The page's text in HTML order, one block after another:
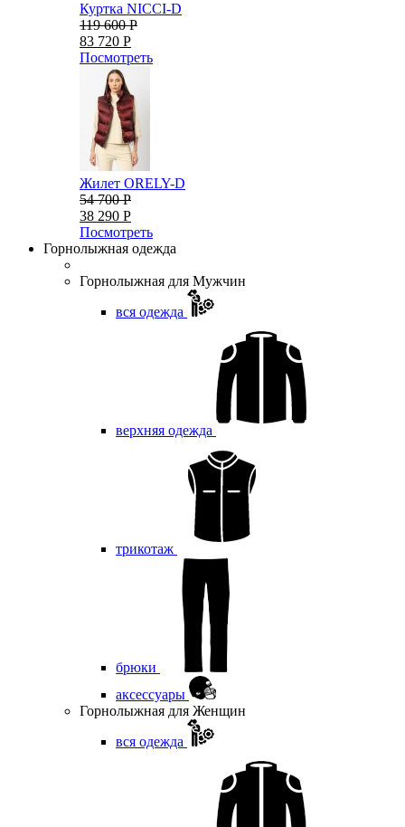
Куртка NICCI-D
119 600 Р
83 720 Р
Посмотреть
Жилет ORELY-D
54 700 Р
38 290 Р
Посмотреть
Горнолыжная одежда
Горнолыжная для Мужчин
вся одежда
верхняя одежда
трикотаж
брюки
аксессуары
Горнолыжная для Женщин
вся одежда